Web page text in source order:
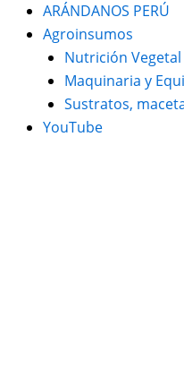
ARÁNDANOS PERÚ
Agroinsumos
Nutrición Vegetal
Maquinaria y
Sustratos,
YouTube